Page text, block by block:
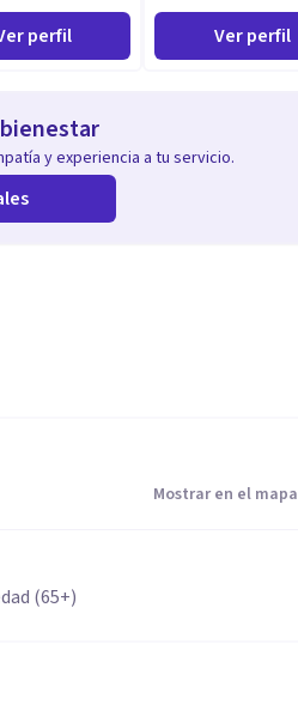
perfil Ver perfil
y experiencia a tu servicio.
Mostrar en el mapa
(65+)